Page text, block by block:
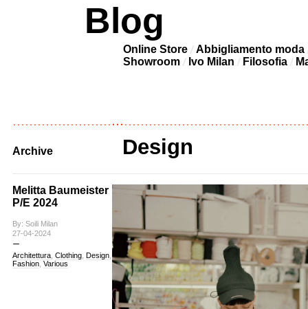
Blog
Online Store
Abbigliamento moda
Showroom
Ivo Milan Filosofia
Archive Design
Melitta Baumeister
P/E 2024
By: Soili Milan
27-04-2024
Architettura, Clothing, Design,
Fashion, Various